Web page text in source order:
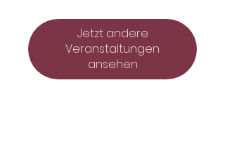
Jetzt andere
Veranstaltungen
ansehen